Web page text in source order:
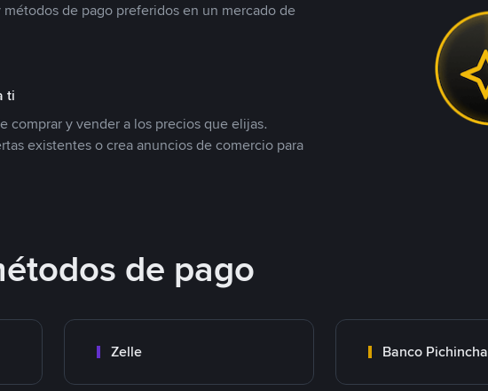
de pago preferidos en un mercado de
ti
comprar y vender a los precios que elijas.
existentes o crea anuncios de comercio para
de pago
Zelle Banco Pichincha